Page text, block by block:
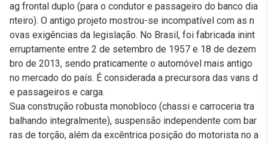
ag frontal duplo (para o condutor e passageiro do banco dia
nteiro). O antigo projeto mostrou-se incompatível com as n
ovas exigências da legislação. No Brasil, foi fabricada inint
erruptamente entre 2 de setembro de 1957 e 18 de dezem
bro de 2013, sendo praticamente o automóvel mais antigo
no mercado do país. É considerada a precursora das vans d
e passageiros e carga.
Sua construção robusta monobloco (chassi e carroceria tra
balhando integralmente), suspensão independente com bar
ras de torção, além da excêntrica posição do motorista no a